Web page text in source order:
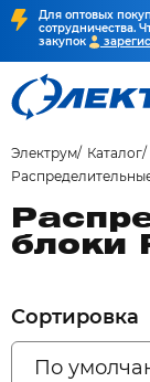
Для оптовых
сотрудничества.
закупок
Электрум Каталог
блоки
Сортировка
По